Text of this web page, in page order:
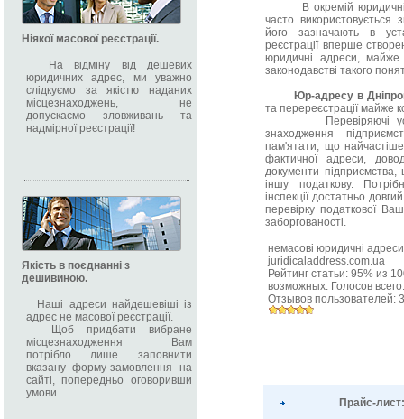
Ніякої масової реєстрації.
На відміну від дешевих
юридичних адрес, ми уважно
слідкуємо за якістю наданих
місцезнаходжень, не
допускаємо зловживань та
надмірної реєстрації!
Якість в поєднанні з
дешивиною.
Наші адреси найдешевіші із
адрес не масової реєстрації.
Щоб придбати вибране
місцезнаходження Вам
потрібло лише заповнити
вказану форму-замовлення на
сайті, попередньо оговоривши
умови.
В окремій юридичній
часто
його зазначають в
реєстрації вперше
юридичні адреси, майже
законодавстві такого
Юр-адресу в
та перереєстрації майже
Перевіряючі
знаходження
пам'ятати, що
фактичної адреси,
документи підприємства,
іншу податкову.
інспекції достатньо
перевірку податкової
заборгованості.
немасові юридичні адреси
juridicaladdress.com.ua
Рейтинг статьи:95% из
возможных. Голосов
Отзывов пользователей:
Прайс-лист: